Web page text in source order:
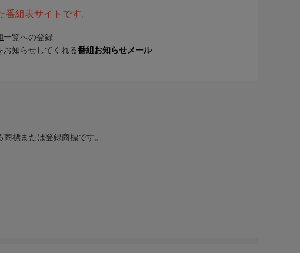
組表サイトです。
一覧への登録
知らせしてくれる番組お知らせメール
標または登録商標です。